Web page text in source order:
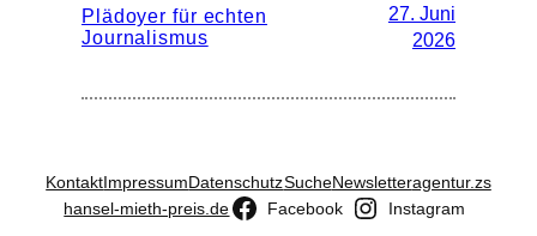
Plädoyer für echten
Journalismus
27. Juni
2026
KontaktImpressumDatenschutzSucheNewsletteragentur.zs
hansel-mieth-preis.de
Facebook Instagram